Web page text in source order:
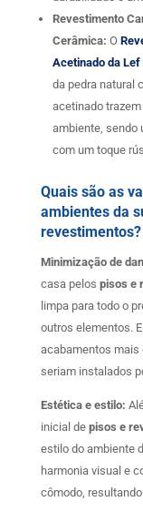
Revestimento
Cerâmica: O
Acetinado da
da pedra natural
acetinado
ambiente, sendo
com um toque
Quais são as
ambientes da
revestimentos?
Minimização de
casa pelos pisos e
limpa para todo o
outros elementos.
acabamentos mais
seriam instalados
Estética e estilo:
inicial de pisos e
estilo do ambiente
harmonia visual e
cômodo,